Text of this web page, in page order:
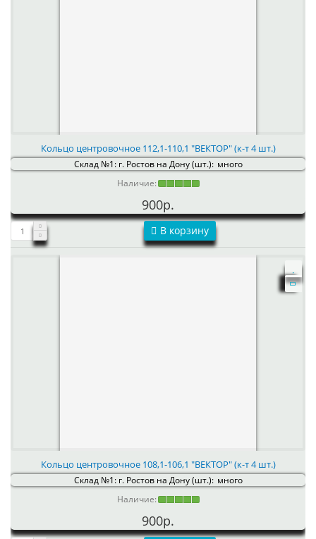
Кольцо центровочное 112,1-110,1 "ВЕКТОР" (к-т 4 шт.)
Склад №1: г. Ростов на Дону (шт.): много
Наличие:
900р.
В корзину
Кольцо центровочное 108,1-106,1 "ВЕКТОР" (к-т 4 шт.)
Склад №1: г. Ростов на Дону (шт.): много
Наличие:
900р.